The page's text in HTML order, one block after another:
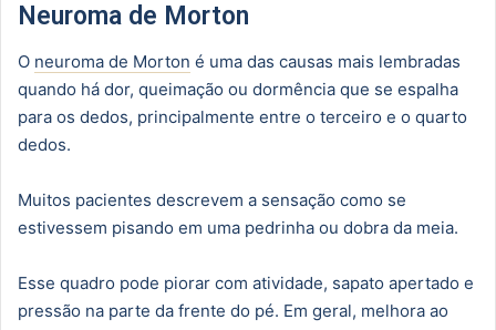
Neuroma de Morton
O neuroma de Morton é uma das causas mais lembradas
quando há dor, queimação ou dormência que se espalha
para os dedos, principalmente entre o terceiro e o quarto
dedos.
Muitos pacientes descrevem a sensação como se
estivessem pisando em uma pedrinha ou dobra da meia.
Esse quadro pode piorar com atividade, sapato apertado e
pressão na parte da frente do pé. Em geral, melhora ao